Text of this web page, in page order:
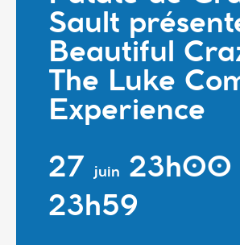
Sault
Beautiful
The Luke
Experience
27juin 23h00
23h59